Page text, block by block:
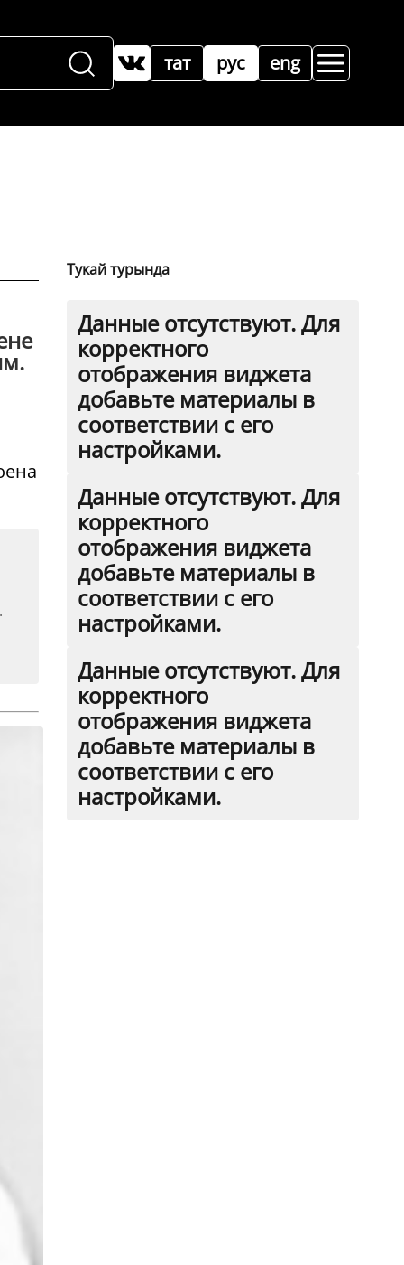
рус
тат eng
Тукай турында
Данные отсутствуют. Для
корректного
отображения виджета
добавьте материалы в
соответствии с его
настройками.
Данные отсутствуют. Для
корректного
отображения виджета
добавьте материалы в
соответствии с его
настройками.
Данные отсутствуют. Для
корректного
отображения виджета
добавьте материалы в
соответствии с его
настройками.